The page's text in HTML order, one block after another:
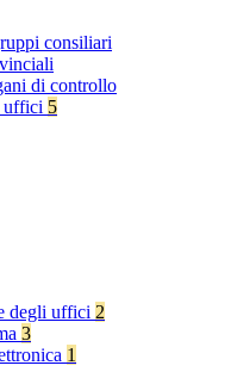
consiliari
di controllo
uffici 5
degli uffici 2
3
1